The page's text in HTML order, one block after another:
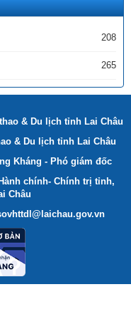
208
265
& Du lịch tỉnh Lai Châu
& Du lịch tỉnh Lai Châu
Kháng - Phó giám đốc
chính- Chính trị tỉnh,
Châu